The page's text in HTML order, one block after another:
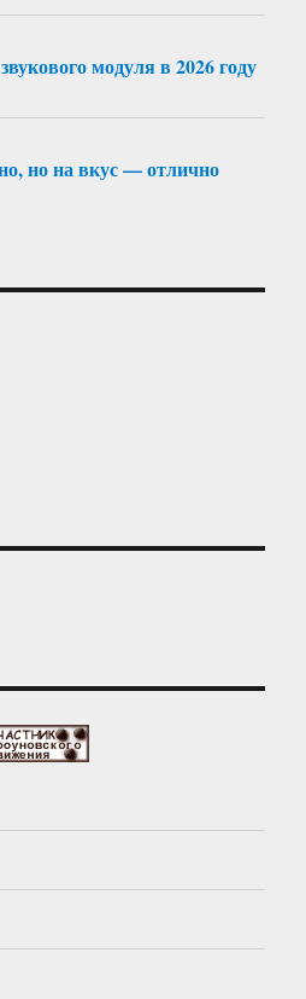
модуля в 2026 году
но на вкус — отлично